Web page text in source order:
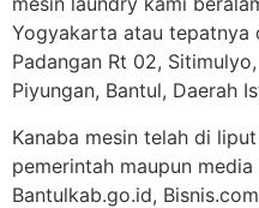
Yogyakarta atau tepatnya
Padangan Rt 02,
Piyungan, Bantul, Daerah
Kanaba mesin telah di
pemerintah maupun
Bantulkab.go.id,